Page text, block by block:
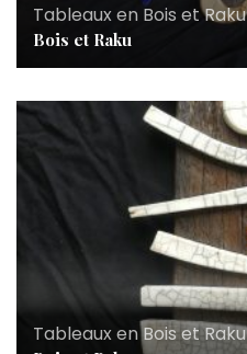
Tableaux en Bois et Raku
Bois et Raku
Tableaux en Bois et Raku